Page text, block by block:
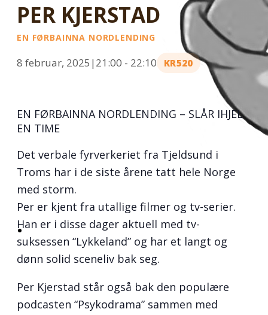
PER KJERSTAD
EN FØRBAINNA NORDLENDING
8 februar, 2025|21:00 - 22:10 KR520
EN FØRBAINNA NORDLENDING – SLÅR IHJEL
EN TIME
Det verbale fyrverkeriet fra Tjeldsund i
Troms har i de siste årene tatt hele Norge
med storm.
Per er kjent fra utallige filmer og tv-serier.
Han er i disse dager aktuell med tv-
suksessen “Lykkeland” og har et langt og
dønn solid sceneliv bak seg.
Per Kjerstad står også bak den populære
podcasten “Psykodrama” sammen med